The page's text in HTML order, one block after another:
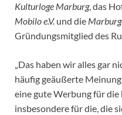
Kulturloge Marburg, das
Mobiloe.V. und die
Gründungsmitglied des
„Das haben wir alles gar
häufig geäußerte
eine gute Werbung für
insbesondere für die, die